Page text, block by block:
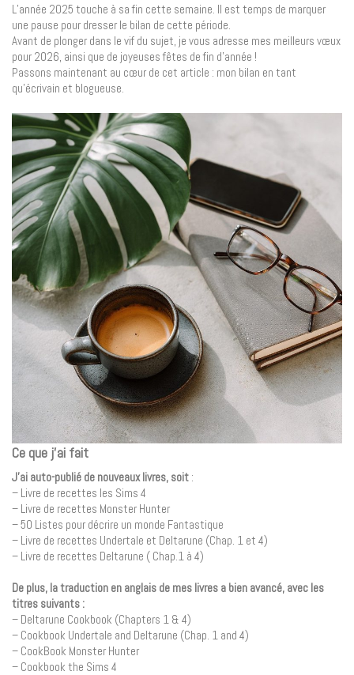
L’année 2025 touche à sa fin cette semaine. Il est temps de marquer
une pause pour dresser le bilan de cette période.
Avant de plonger dans le vif du sujet, je vous adresse mes meilleurs vœux
pour 2026, ainsi que de joyeuses fêtes de fin d’année !
Passons maintenant au cœur de cet article : mon bilan en tant
qu’écrivain et blogueuse.
Ce que j’ai fait
J’ai auto-publié de nouveaux livres, soit :
– Livre de recettes les Sims 4
– Livre de recettes Monster Hunter
– 50 Listes pour décrire un monde Fantastique
– Livre de recettes Undertale et Deltarune (Chap. 1 et 4)
– Livre de recettes Deltarune ( Chap.1 à 4)
De plus, la traduction en anglais de mes livres a bien avancé, avec les
titres suivants :
– Deltarune Cookbook (Chapters 1 & 4)
– Cookbook Undertale and Deltarune (Chap. 1 and 4)
– CookBook Monster Hunter
– Cookbook the Sims 4